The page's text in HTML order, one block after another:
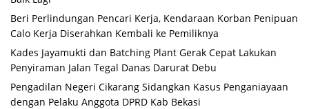
Beri Perlindungan Pencari Kerja, Kendaraan Korban Penipuan
Calo Kerja Diserahkan Kembali ke Pemiliknya
Kades Jayamukti dan Batching Plant Gerak Cepat Lakukan
Penyiraman Jalan Tegal Danas Darurat Debu
Pengadilan Negeri Cikarang Sidangkan Kasus Penganiayaan
dengan Pelaku Anggota DPRD Kab Bekasi